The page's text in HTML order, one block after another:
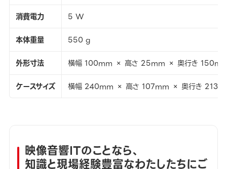
消費電力
5 W
本体重量
550 g
外形寸法
横幅 100mm × 高さ 25mm × 奥行き
ケースサイズ
横幅 240mm × 高さ 107mm × 奥行き
映像音響ITのことなら、
知識と現場経験豊富なわたしたちにご